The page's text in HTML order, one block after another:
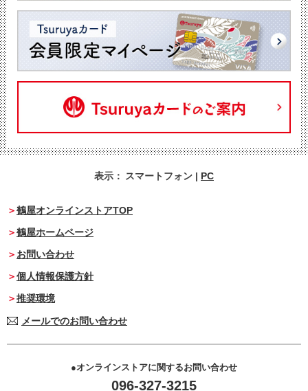
表示： スマートフォン | PC
鶴屋オンラインストアTOP
鶴屋ホームページ
お問い合わせ
個人情報保護方針
推奨環境
メールでのお問い合わせ
オンラインストアに関するお問い合わせ
096-327-3215